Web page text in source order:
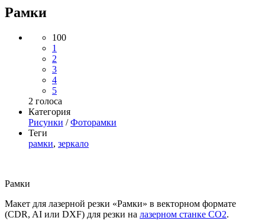
Рамки
100
1
2
3
4
5
2 голоса
Категория
Рисунки /Фоторамки
Теги
рамки, зеркало
Рамки
Макет для лазерной резки «Рамки» в векторном формате
(CDR, AI или DXF) для резки на лазерном станке СО2.